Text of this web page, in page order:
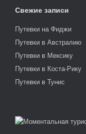
Свежие записи
Путевки на Фиджи
Путевки в Австралию
Путевки в Мексику
Путевки в Коста-Рику
Путевки в Тунис